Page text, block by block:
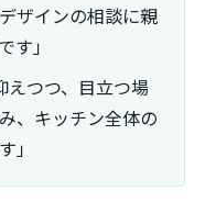
ザインの相談に親
す」
つつ、目立つ場
、キッチン全体の
」